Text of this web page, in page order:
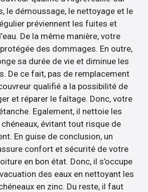
le démoussage, le nettoyage et le
préviennent les fuites et
De la même manière, votre
des dommages. En outre,
sa durée de vie et diminue les
De ce fait, pas de remplacement
qualifié a la possibilité de
et réparer le faîtage. Donc, votre
Egalement, il nettoie les
évitant tout risque de
En guise de conclusion, un
confort et sécurité de votre
en bon état. Donc, il s’occupe
des eaux en nettoyant les
en zinc. Du reste, il faut